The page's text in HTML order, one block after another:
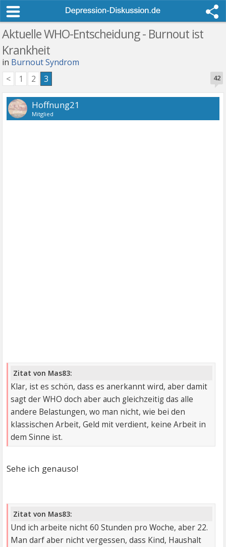
Aktuelle WHO-Entscheidung - Burnout ist
Krankheit
in Burnout Syndrom
42
< 1 2 3
Hoffnung21
Mitglied
Zitat von Mas83:
Klar, ist es schön, dass es anerkannt wird, aber damit
sagt der WHO doch aber auch gleichzeitig das alle
andere Belastungen, wo man nicht, wie bei den
klassischen Arbeit, Geld mit verdient, keine Arbeit in
dem Sinne ist.
Sehe ich genauso!
Zitat von Mas83:
Und ich arbeite nicht 60 Stunden pro Woche, aber 22.
Man darf aber nicht vergessen, dass Kind, Haushalt